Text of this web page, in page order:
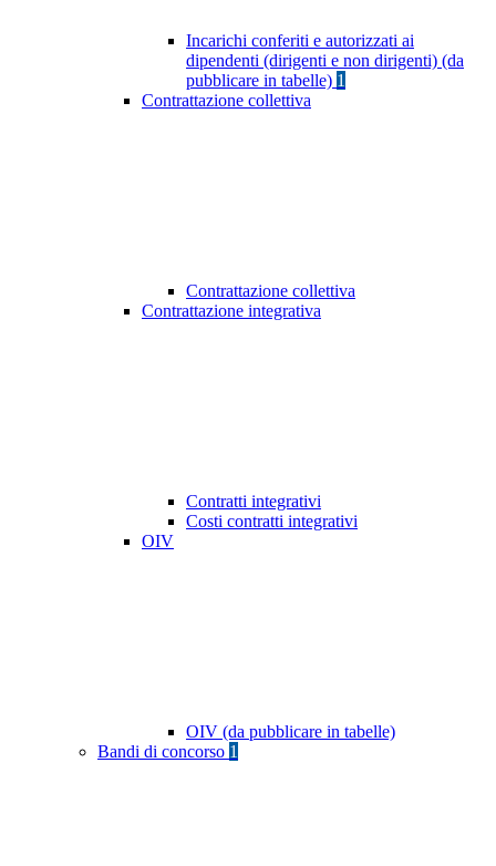
Incarichi conferiti e autorizzati ai
dipendenti (dirigenti e non dirigenti) (da
pubblicare in tabelle) 1
Contrattazione collettiva
Contrattazione collettiva
Contrattazione integrativa
Contratti integrativi
Costi contratti integrativi
OIV
OIV (da pubblicare in tabelle)
Bandi di concorso 1